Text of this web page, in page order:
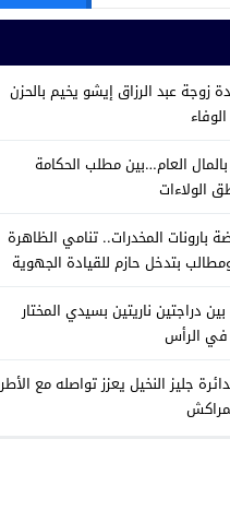
زوجة عبد الرزاق إيشو يخيم بالحزن
العام…بين مطلب الحكامة
الولاءات
بارونات المخدرات.. تنامي الظاهرة
بتدخل حازم للقيادة الجهوية
دراجتين ناريتين بسيدي المختار
في الرأس
جليز النخيل يعزز تواصله مع الأطر